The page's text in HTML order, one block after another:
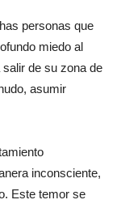
personas que
miedo al
de su zona de
asumir
inconsciente,
Este temor se